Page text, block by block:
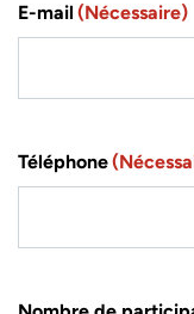
E-mail (Nécessaire)
Téléphone